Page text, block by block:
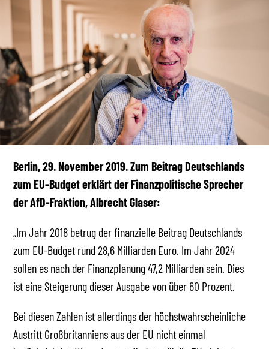
STELLENPORTAL
MEDIATHEK
Berlin, 29. November 2019. Zum Beitrag Deutschlands
zum EU-Budget erklärt der Finanzpolitische Sprecher
der AfD-Fraktion, Albrecht Glaser:
„Im Jahr 2018 betrug der finanzielle Beitrag Deutschlands
zum EU-Budget rund 28,6 Milliarden Euro. Im Jahr 2024
sollen es nach der Finanzplanung 47,2 Milliarden sein. Dies
ist eine Steigerung dieser Ausgabe von über 60 Prozent.
Bei diesen Zahlen ist allerdings der höchstwahrscheinliche
Austritt Großbritanniens aus der EU nicht einmal